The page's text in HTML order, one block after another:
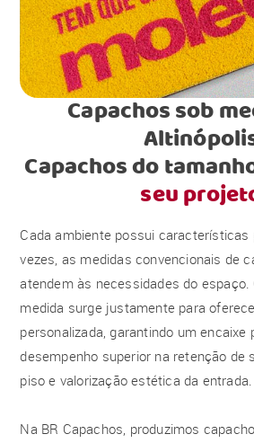
Capachos sob
Capachos do
seu
Cada ambiente possui características
vezes, as medidas convencionais de
atendem às necessidades do espaço.
medida surge justamente para
personalizada, garantindo um encaixe
desempenho superior na retenção de
piso e valorização estética da entrada.
Na BR Capachos, produzimos